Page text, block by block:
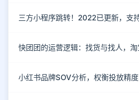
三方小程序跳转！2022已更新，支
小红书品牌SOV分析，权衡投放精度